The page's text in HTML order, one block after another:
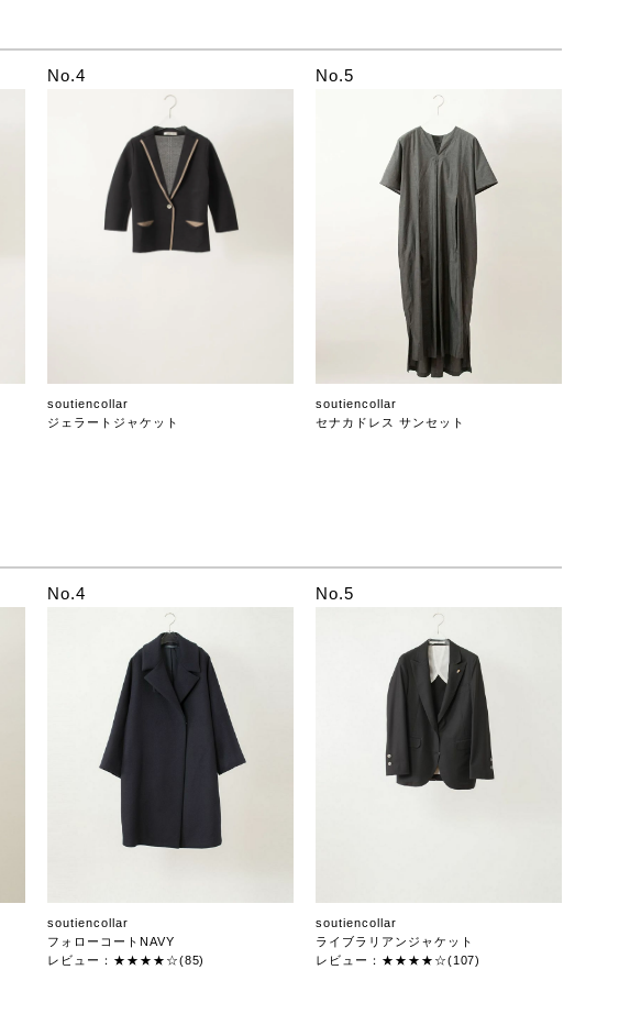
No.4
soutiencollar
ジェラートジャケット
No.5
soutiencollar
セナカドレス サンセット
No.4
soutiencollar
フォローコートNAVY
レビュー：★★★★☆(85)
No.5
soutiencollar
ライブラリアンジャケット
レビュー：★★★★☆(107)